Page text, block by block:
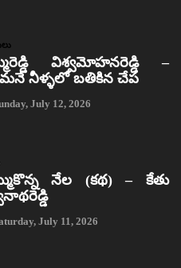
విశ్వమోహనరెడ్డి –
నీళ్ళలో బతికిన చేప
July 12, 2026
నేల (కథ) – కేతు
July 11, 2026